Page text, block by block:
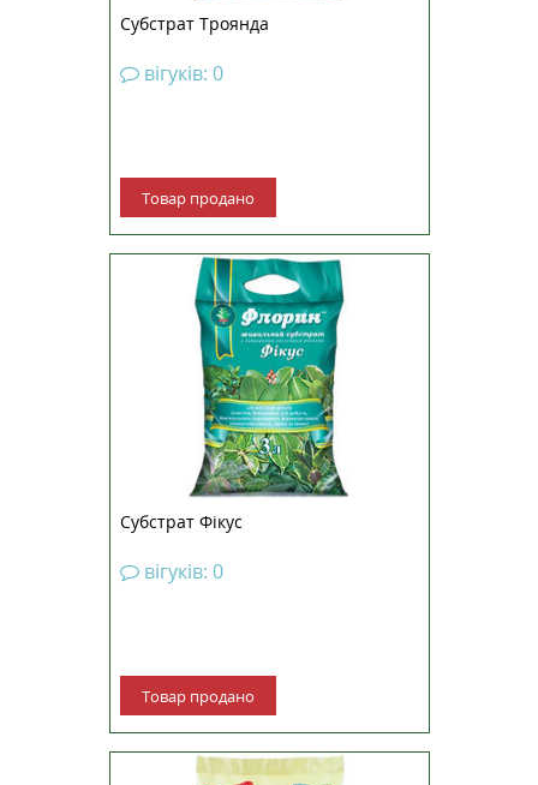
Субстрат Троянда
вігуків: 0
Товар продано
Субстрат Фікус
вігуків: 0
Товар продано